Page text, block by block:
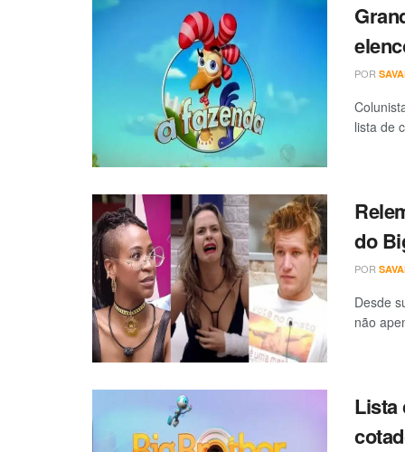
POR
lista de
do
POR
Desde
não
Lista